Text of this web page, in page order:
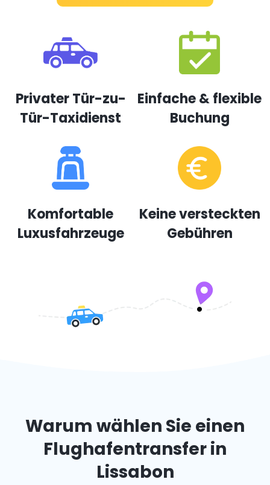
Privater Tür-zu-
Tür-Taxidienst
Einfache & flexible
Buchung
Komfortable
Luxusfahrzeuge
Keine versteckten
Gebühren
Warum wählen Sie einen
Flughafentransfer in
Lissabon